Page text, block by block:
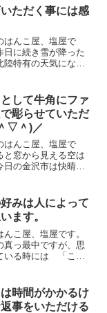
ただく事には感
はんこ屋、塩屋で
日に続き雪が降った
特有の天気になり
日ご来店いただきま
当店か...
して牛角にファ
彫らせていただ
▽＾)／
はんこ屋、塩屋で
と窓から見える空は
日の金沢市は快晴で
ただきました。カラ
てあった...
みは人によって
ます。
こ屋、塩屋です。
真っ最中ですが、思
いる時には 「この
ります。 （毎年の
・笑）...
時間がかかるけ
事をいただける